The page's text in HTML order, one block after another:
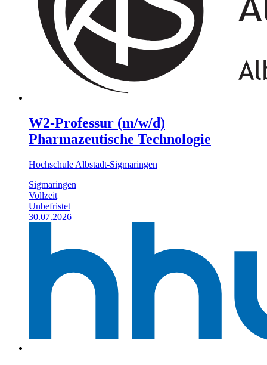
W2-Professur (m/w/d)
Pharmazeutische Technologie
Hochschule Albstadt-Sigmaringen
Sigmaringen
Vollzeit
Unbefristet
30.07.2026